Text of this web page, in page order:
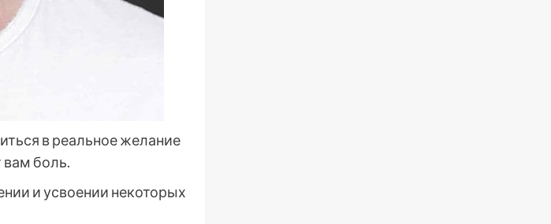
в реальное желание
вам боль.
и усвоении некоторых